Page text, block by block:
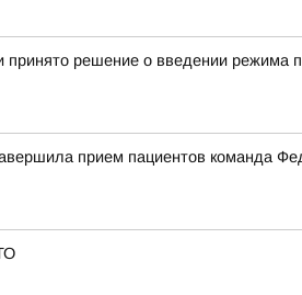
принято решение о введении
прием пациентов команда